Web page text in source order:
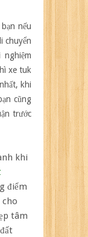
nếu
chuyển
xe tuk
khi
cũng
trước
khi
điểm
cho
tâm